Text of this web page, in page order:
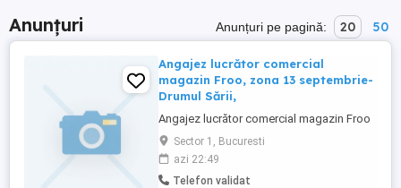
Anunțuri Anunțuri pe pagină: 20 50
Angajez lucrător comercial
magazin Froo, zona 13 septembrie-
Drumul Sării,
Angajez lucrător comercial magazin Froo
Sector 1, Bucuresti
azi 22:49
Telefon validat